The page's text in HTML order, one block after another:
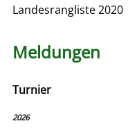
Landesrangliste 2020
Meldungen
Turnier
2026